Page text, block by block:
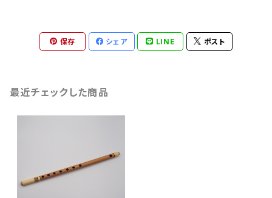
保存 シェア LINE ポスト
最近チェックした商品